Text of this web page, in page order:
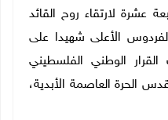
عشرة لارتقاء روح القائد
الأعلى شهيدا على
الوطني الفلسطيني
الحرة العاصمة الأبدية،